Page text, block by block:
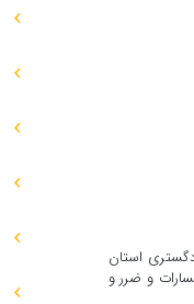
دادگستری استان
و ضرر و